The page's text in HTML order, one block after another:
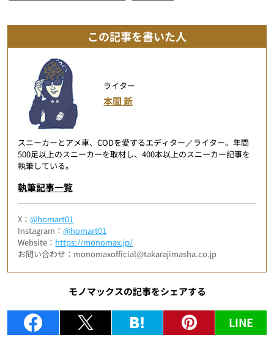
この記事を書いた人
ライター
本間 新
スニーカーとアメ車、CODを愛するエディター／ライター。年間
500足以上のスニーカーを取材し、400本以上のスニーカー記事を
執筆している。
執筆記事一覧
X：@homart01
Instagram：@homart01
Website： https://monomax.jp/
お問い合わせ：monomaxofficial@takarajimasha.co.jp
モノマックスの記事をシェアする
LINE